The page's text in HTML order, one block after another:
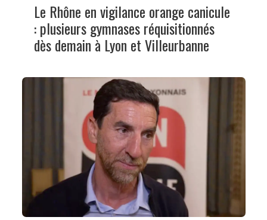
Le Rhône en vigilance orange canicule
: plusieurs gymnases réquisitionnés
dès demain à Lyon et Villeurbanne